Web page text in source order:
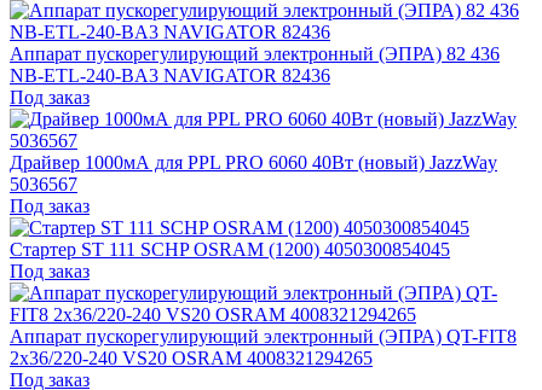
Аппарат пускорегулирующий электронный (ЭПРА) 82 436
NB-ETL-240-BA3 NAVIGATOR 82436
Под заказ
Драйвер 1000мА для PPL PRO 6060 40Вт (новый) JazzWay
5036567
Под заказ
Стартер ST 111 SCHP OSRAM (1200) 4050300854045
Под заказ
Аппарат пускорегулирующий электронный (ЭПРА) QT-FIT8
2х36/220-240 VS20 OSRAM 4008321294265
Под заказ